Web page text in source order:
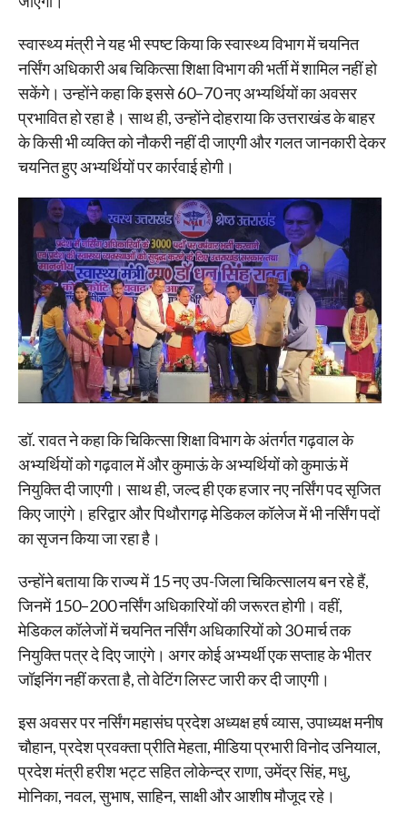
स्वास्थ्य मंत्री ने यह भी स्पष्ट किया कि स्वास्थ्य विभाग में चयनित
नर्सिंग अधिकारी अब चिकित्सा शिक्षा विभाग की भर्ती में शामिल नहीं हो
सकेंगे। उन्होंने कहा कि इससे 60–70 नए अभ्यर्थियों का अवसर
प्रभावित हो रहा है। साथ ही, उन्होंने दोहराया कि उत्तराखंड के बाहर
के किसी भी व्यक्ति को नौकरी नहीं दी जाएगी और गलत जानकारी देकर
चयनित हुए अभ्यर्थियों पर कार्रवाई होगी।
डॉ. रावत ने कहा कि चिकित्सा शिक्षा विभाग के अंतर्गत गढ़वाल के
अभ्यर्थियों को गढ़वाल में और कुमाऊं के अभ्यर्थियों को कुमाऊं में
नियुक्ति दी जाएगी। साथ ही, जल्द ही एक हजार नए नर्सिंग पद सृजित
किए जाएंगे। हरिद्वार और पिथौरागढ़ मेडिकल कॉलेज में भी नर्सिंग पदों
का सृजन किया जा रहा है।
उन्होंने बताया कि राज्य में 15 नए उप-जिला चिकित्सालय बन रहे हैं,
जिनमें 150–200 नर्सिंग अधिकारियों की जरूरत होगी। वहीं,
मेडिकल कॉलेजों में चयनित नर्सिंग अधिकारियों को 30 मार्च तक
नियुक्ति पत्र दे दिए जाएंगे। अगर कोई अभ्यर्थी एक सप्ताह के भीतर
जॉइनिंग नहीं करता है, तो वेटिंग लिस्ट जारी कर दी जाएगी।
इस अवसर पर नर्सिंग महासंघ प्रदेश अध्यक्ष हर्ष व्यास, उपाध्यक्ष मनीष
चौहान, प्रदेश प्रवक्ता प्रीति मेहता, मीडिया प्रभारी विनोद उनियाल,
प्रदेश मंत्री हरीश भट्ट सहित लोकेन्द्र राणा, उमेंद्र सिंह, मधु,
मोनिका, नवल, सुभाष, साहिन, साक्षी और आशीष मौजूद रहे।